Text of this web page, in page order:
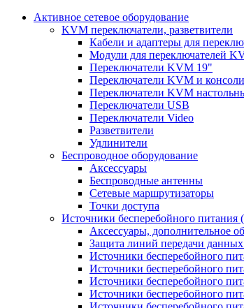
Активное сетевое оборудование
KVM переключатели, разветвители
Кабели и адаптеры для
Модули для переключателей
Переключатели KVM 19"
Переключатели KVM и
Переключатели KVM
Переключатели USB
Переключатели Video
Разветвители
Удлинители
Беспроводное оборудование
Аксессуары
Беспроводные антенны
Сетевые маршрутизаторы
Точки доступа
Источники бесперебойного питания
Аксессуары, дополнительное
Защита линий передачи
Источники бесперебойного
Источники бесперебойного
Источники бесперебойного
Источники бесперебойного